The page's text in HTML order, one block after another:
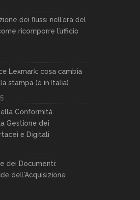
dei flussi nell’era del
ricomporre l’ufficio
Lexmark: cosa cambia
stampa (e in Italia)
Conformità
Gestione dei
e Digitali
dei Documenti:
dell’Acquisizione